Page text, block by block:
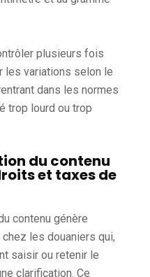
plusieurs fois
les variations selon le
dans les normes
trop lourd ou trop
du contenu
et taxes de
contenu génère
les douaniers qui,
saisir ou retenir le
clarification. Ce